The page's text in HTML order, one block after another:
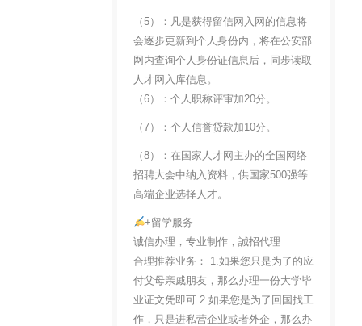
（5）：凡是获得留信网入网的信息将
会逐步更新到个人身份内，将在公安部
网内查询个人身份证信息后，同步读取
人才网入库信息。
（6）：个人职称评审加20分。
（7）：个人信誉贷款加10分。
（8）：在国家人才网主办的全国网络
招聘大会中纳入资料，供国家500强等
高端企业选择人才。
+留学服务
诚信办理，专业制作，誠招代理
合理推荐业务： 1.如果您只是为了的应
付父母亲戚朋友，那么办理一份大学毕
业证文凭即可 2.如果您是为了回国找工
作，只是进私营企业或者外企，那么办